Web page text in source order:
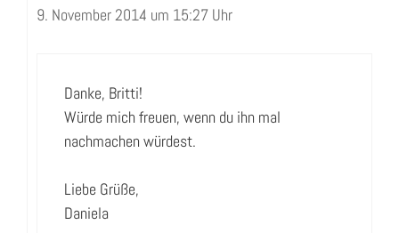
9. November 2014 um 15:27 Uhr
Danke, Britti!
Würde mich freuen, wenn du ihn mal
nachmachen würdest.
Liebe Grüße,
Daniela